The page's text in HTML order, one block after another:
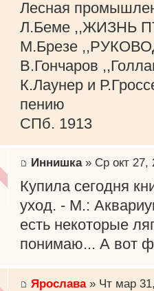
Лесная
Л.Беме ,,ЖИЗНЬ
М.Брезе
В.Гончаров
К.Лаунер и
пению
СПб. 1913
Иннишка» Ср окт 27,
Купила сегодня
уход. - М.:
есть некоторые
понимаю... А вот
Ярослава» Чт мар